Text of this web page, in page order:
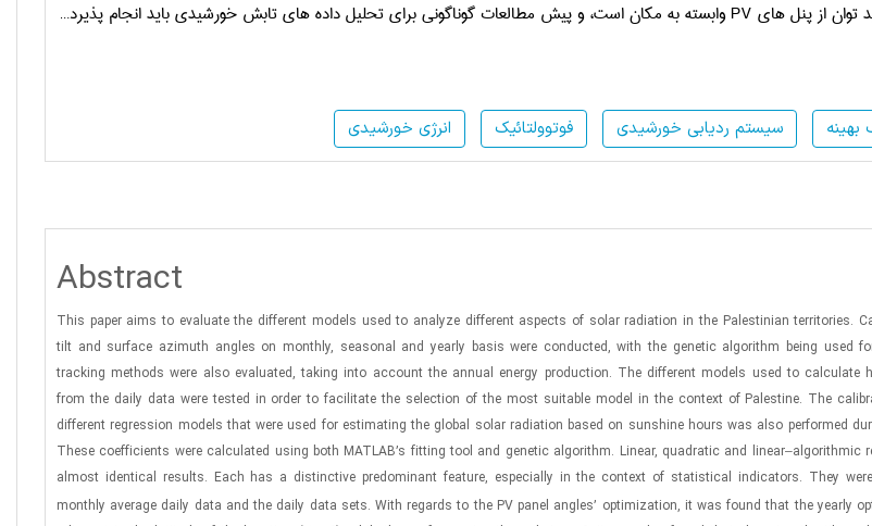
توان از پنل های PVوابسته به مکان است، و پیش مطالعات گوناگونی برای تحلیل داده های تابش خورشیدی باید انجام پذیرد…
انرژی خورشیدی فوتوولتائیک سیستم ردیابی خورشیدی بهینه
Abstract
This paper aims to evaluate the different models used to analyze different aspects of solar radiation in the Palestinian territories.
tilt and surface azimuth angles on monthly, seasonal and yearly basis were conducted, with the genetic algorithm being used
tracking methods were also evaluated, taking into account the annual energy production. The different models used to calculate
from the daily data were tested in order to facilitate the selection of the most suitable model in the context of Palestine. The
different regression models that were used for estimating the global solar radiation based on sunshine hours was also performed
These coefficients were calculated using both MATLAB’s fitting tool and genetic algorithm. Linear, quadratic and linear–algorithmic
almost identical results. Each has a distinctive predominant feature, especially in the context of statistical indicators. They
monthly average daily data and the daily data sets. With regards to the PV panel angles’ optimization, it was found that the yearly